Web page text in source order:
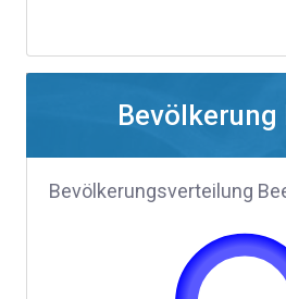
Bevölkerung
Bevölkerungsverteilung